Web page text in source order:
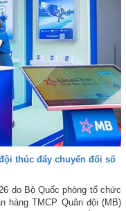
thúc đẩy chuyển đổi số
do Bộ Quốc phòng tổ chức
hàng TMCP Quân đội (MB)